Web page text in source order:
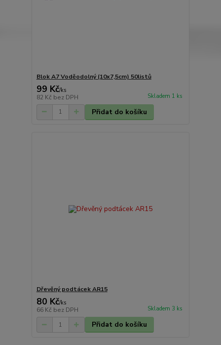
Blok A7 Voděodolný (10x7,5cm) 50listů
99 Kč/ks
82 Kč bez DPH Skladem 1 ks
Přidat do košíku
Dřevěný podtácek AR15
80 Kč/ks
66 Kč bez DPH Skladem 3 ks
Přidat do košíku